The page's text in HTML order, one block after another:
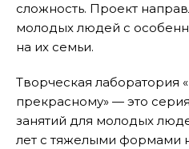
сложность. Проект
молодых людей с
на их семьи.
Творческая лаборатория
прекрасному» — это
занятий для молодых
лет с тяжелыми формами